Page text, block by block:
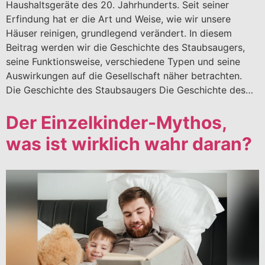
Haushaltsgeräte des 20. Jahrhunderts. Seit seiner
Erfindung hat er die Art und Weise, wie wir unsere
Häuser reinigen, grundlegend verändert. In diesem
Beitrag werden wir die Geschichte des Staubsaugers,
seine Funktionsweise, verschiedene Typen und seine
Auswirkungen auf die Gesellschaft näher betrachten.
Die Geschichte des Staubsaugers Die Geschichte des…
Der Einzelkinder-Mythos,
was ist wirklich wahr daran?